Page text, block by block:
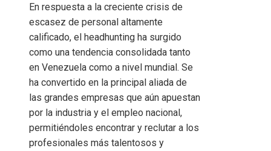
En respuesta a la creciente crisis de
escasez de personal altamente
calificado, el headhunting ha surgido
como una tendencia consolidada tanto
en Venezuela como a nivel mundial. Se
ha convertido en la principal aliada de
las grandes empresas que aún apuestan
por la industria y el empleo nacional,
permitiéndoles encontrar y reclutar a los
profesionales más talentosos y